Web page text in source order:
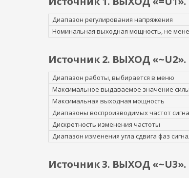
Диапазон регулирования напряжения
Номинальная выходная мощность, не
Источник 2. ВЫХОД
Диапазон работы, выбирается в меню
Максимальное выдаваемое значение
Максимальная выходная мощность
Диапазоны воспроизводимых частот
Дискретность изменения частоты
Диапазон изменения угла сдвига фаз
Источник 3. ВЫХОД